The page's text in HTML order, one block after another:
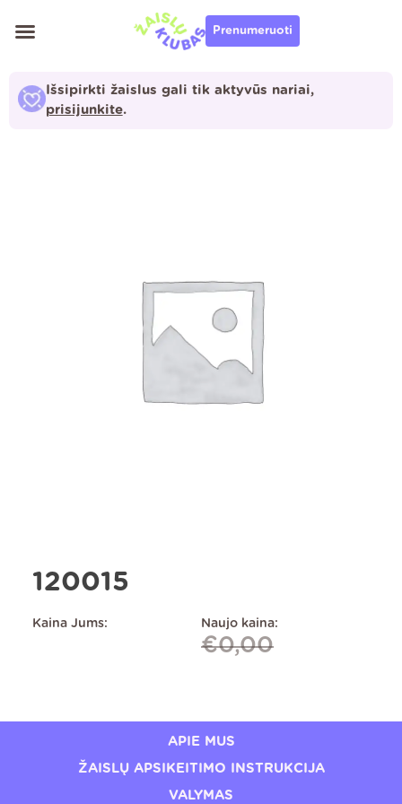
prie
Prenumeruoti
Išsipirkti žaislus gali tik aktyvūs nariai,
prisijunkite.
120015
Kaina Jums: Naujo kaina:
€0,00
APIE MUS
ŽAISLŲ APSIKEITIMO INSTRUKCIJA
VALYMAS